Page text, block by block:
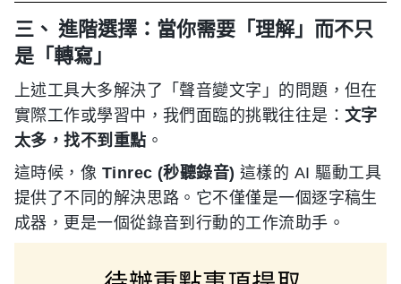
三、 進階選擇：當你需要「理解」而不只
是「轉寫」
上述工具大多解決了「聲音變文字」的問題，但在
實際工作或學習中，我們面臨的挑戰往往是：文字
太多，找不到重點 。
這時候，像 Tinrec (秒聽錄音) 這樣的 AI 驅動工具
提供了不同的解決思路。它不僅僅是一個逐字稿生
成器，更是一個從錄音到行動的工作流助手。